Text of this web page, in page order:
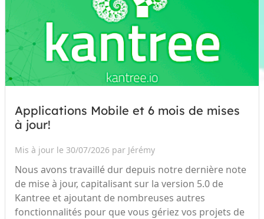
Applications Mobile et 6 mois de mises
à jour!
Mis à jour le 30/07/2026 par Jérémy
Nous avons travaillé dur depuis notre dernière note
de mise à jour, capitalisant sur la version 5.0 de
Kantree et ajoutant de nombreuses autres
fonctionnalités pour que vous gériez vos projets de